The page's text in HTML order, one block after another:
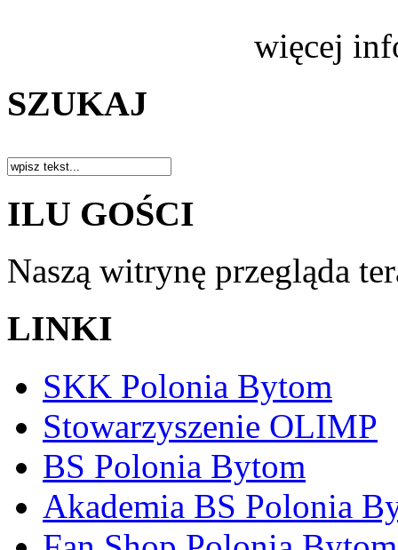
więcej
SZUKAJ
ILU GOŚCI
Naszą witrynę przegląda
LINKI
SKK Polonia Bytom
Stowarzyszenie OLIMP
BS Polonia Bytom
Akademia BS Polonia